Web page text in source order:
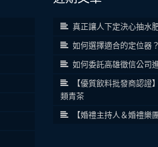
真正讓人下定決心抽水
如何選擇適合的定位器？
如何委託高雄徵信公司
【優質飲料批發商認
類青茶
【婚禮主持人＆婚禮